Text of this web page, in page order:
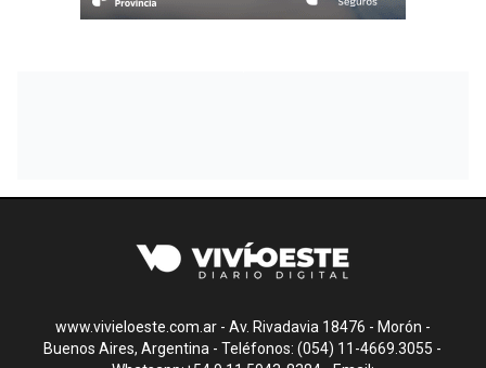
www.vivieloeste.com.ar - Av. Rivadavia 18476 - Morón -
Buenos Aires, Argentina - Teléfonos: (054) 11-4669.3055 -